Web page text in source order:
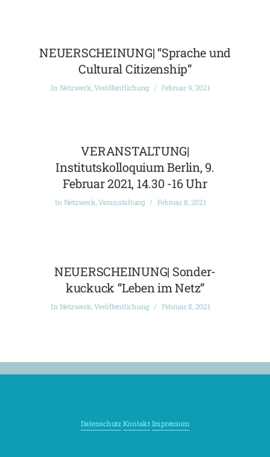
NEUERSCHEINUNG| “Sprache und
Cultural Citizenship”
In Netzwerk,Veröffentlichung Februar 9, 2021
VERANSTALTUNG|
Institutskolloquium Berlin, 9.
Februar 2021, 14.30 -16 Uhr
In Netzwerk,Veranstaltung Februar 8, 2021
NEUERSCHEINUNG| Sonder-
kuckuck “Leben im Netz”
In Netzwerk,Veröffentlichung Februar 8, 2021
DatenschutzKontaktImpressum